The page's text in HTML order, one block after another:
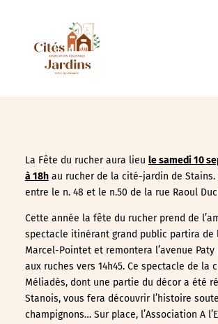
La Fête du rucher aura lieu le samedi 10
à 18hau rucher de la cité-jardin de Stains.
entre le n. 48 et le n.50 de la rue Raoul
Cette année la fête du rucher prend de
spectacle itinérant grand public partira de
Marcel-Pointet et remontera l’avenue
aux ruches vers 14h45. Ce spectacle de la
Méliadès, dont une partie du décor a été
Stanois, vous fera découvrir l’histoire
champignons… Sur place,l’Association A